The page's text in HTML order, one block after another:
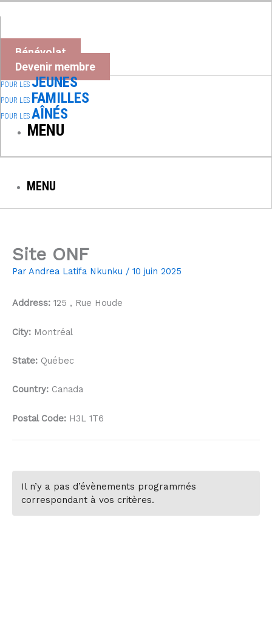
contenu
Bénévolat
Devenir membre
POUR LES JEUNES
POUR LES FAMILLES
POUR LES AÎNÉS
MENU
MENU
Site ONF
Par Andrea Latifa Nkunku / 10 juin 2025
Address: 125 , Rue Houde
City: Montréal
State: Québec
Country: Canada
Postal Code: H3L 1T6
Il n’y a pas d’évènements programmés
correspondant à vos critères.